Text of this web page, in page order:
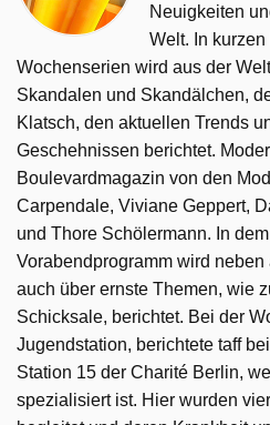
Neuigkeiten
Welt. In
Wochenserien wird aus der
Skandalen und Skandälchen,
Klatsch, den aktuellen Trends
Geschehnissen berichtet.
Boulevardmagazin von den
Carpendale, Viviane Geppert,
und Thore Schölermann. In
Vorabendprogramm wird
auch über ernste Themen, wie
Schicksale, berichtet. Bei der
Jugendstation, berichtete taff
Station 15 der Charité Berlin,
spezialisiert ist. Hier wurden